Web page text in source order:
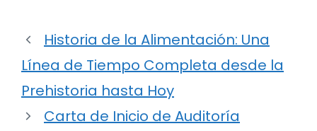
Historia de la Alimentación: Una
Línea de Tiempo Completa desde la
Prehistoria hasta Hoy
Carta de Inicio de Auditoría